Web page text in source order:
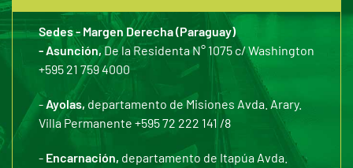
Sedes - Margen Derecha (Paraguay)
- Asunción,De la Residenta N° 1075 c/ Washington
+595 21 759 4000
-Ayolas, departamento de Misiones Avda. Arary.
Villa Permanente +595 72 222 141 /8
- Encarnación, departamento de Itapúa Avda.